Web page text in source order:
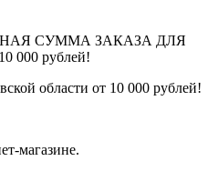
СУММА ЗАКАЗА ДЛЯ
рублей!
области от 10 000 рублей!
магазине.